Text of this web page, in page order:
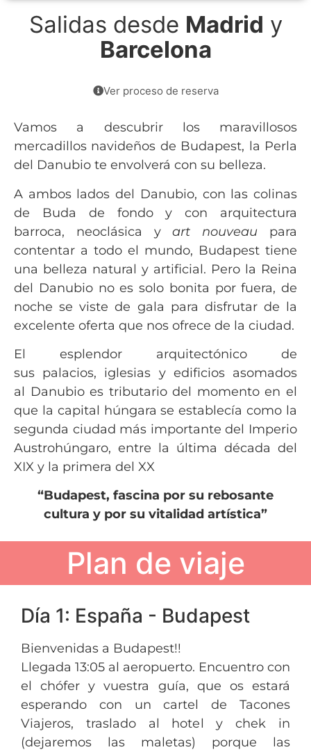
Salidas desde Madrid y
Barcelona
Ver proceso de reserva
Vamos a descubrir los maravillosos
mercadillos navideños de Budapest, la Perla
del Danubio te envolverá con su belleza.
A ambos lados del Danubio, con las colinas
de Buda
de fondo y con arquitectura
barroca, neoclásica yart nouveau para
contentar a todo el mundo, Budapest tiene
una belleza natural y artificial. Pero la Reina
del Danubio no es solo bonita por fuera, de
noche se viste de gala para disfrutar de la
excelente oferta que nos ofrece de la ciudad.
El esplendor arquitectónico de
sus palacios, iglesias y edificios asomados
al Danubio es tributario del momento en el
que la capital húngara se establecía como la
segunda ciudad más importante del Imperio
Austrohúngaro, entre la última década del
XIX y la primera del XX
“Budapest, fascina por su rebosante
cultura y por su vitalidad artística”
Plan de viaje
Día 1: España - Budapest
Bienvenidas a Budapest!!
Llegada 13:05 al aeropuerto. Encuentro con
el chófer y vuestra guía, que os estará
esperando con un cartel de Tacones
Viajeros, traslado al hotel y chek in
(dejaremos las maletas) porque las